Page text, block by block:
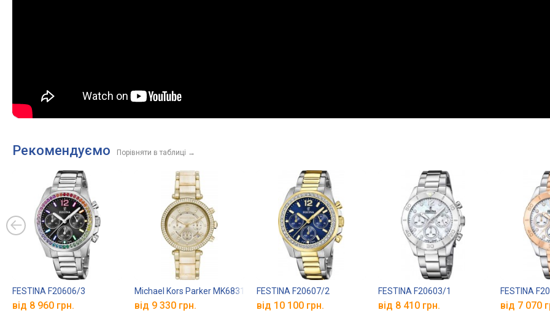
Рекомендуємо Порівняти в таблиці →
FESTINA F20606/3
від 8 960 грн.
Michael Kors Parker MK6831
від 9 330 грн.
FESTINA F20607/2
від 10 100 грн.
FESTINA F20603/1
від 8 410 грн.
FESTINA
від 7 070